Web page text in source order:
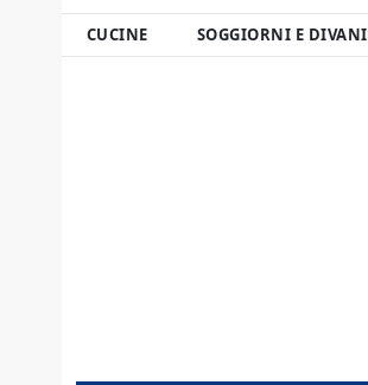
CUCINE SOGGIORNI E DIVANI